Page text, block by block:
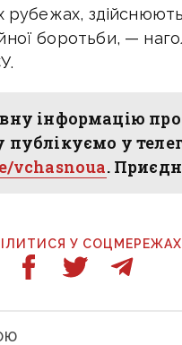
рубежах,
боротьби, —
інформацію про
публікуємо у
vchasnoua.
У